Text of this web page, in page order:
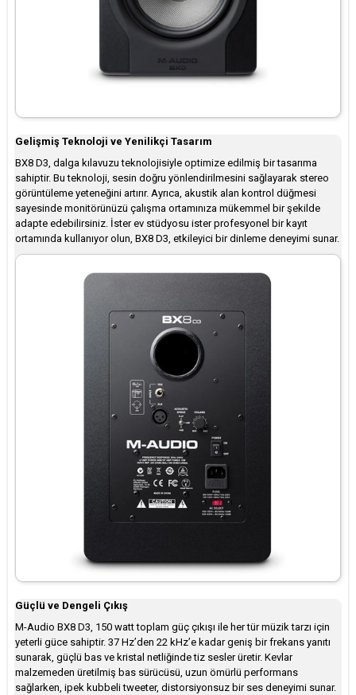
Gelişmiş Teknoloji ve Yenilikçi Tasarım
BX8 D3, dalga kılavuzu teknolojisiyle optimize edilmiş bir tasarıma
sahiptir. Bu teknoloji, sesin doğru yönlendirilmesini sağlayarak stereo
görüntüleme yeteneğini artırır. Ayrıca, akustik alan kontrol düğmesi
sayesinde monitörünüzü çalışma ortamınıza mükemmel bir şekilde
adapte edebilirsiniz. İster ev stüdyosu ister profesyonel bir kayıt
ortamında kullanıyor olun, BX8 D3, etkileyici bir dinleme deneyimi sunar.
Güçlü ve Dengeli Çıkış
M-Audio BX8 D3, 150 watt toplam güç çıkışı ile her tür müzik tarzı için
yeterli güce sahiptir. 37 Hz’den 22 kHz’e kadar geniş bir frekans yanıtı
sunarak, güçlü bas ve kristal netliğinde tiz sesler üretir. Kevlar
malzemeden üretilmiş bas sürücüsü, uzun ömürlü performans
sağlarken, ipek kubbeli tweeter, distorsiyonsuz bir ses deneyimi sunar.